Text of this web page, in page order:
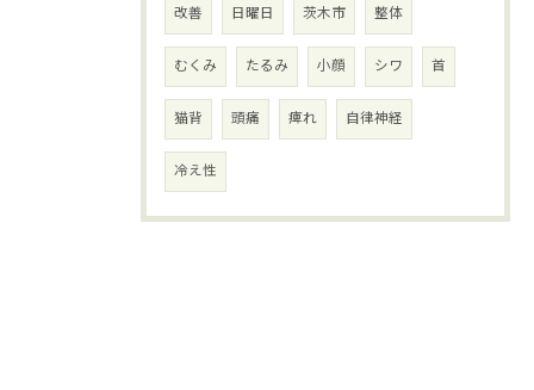
改善 日曜日 茨木市 整体
むくみ たるみ 小顔 シワ 首
猫背 頭痛 痺れ 自律神経
冷え性